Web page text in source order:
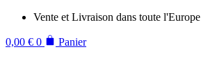
Aller
contenu
Vente et Livraison dans toute l'Europe
0,00 € 0 Panier